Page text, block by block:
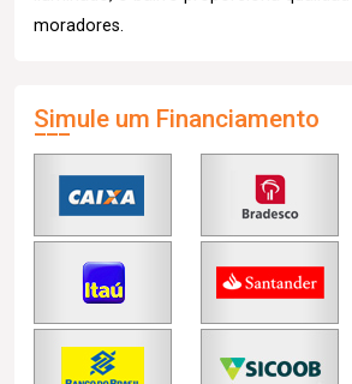
moradores.
Simule um Financiamento